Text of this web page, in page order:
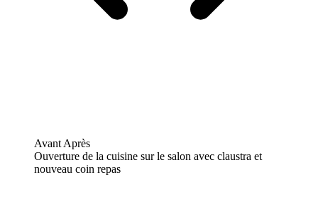
Avant Après
Ouverture de la cuisine sur le salon avec claustra et
nouveau coin repas